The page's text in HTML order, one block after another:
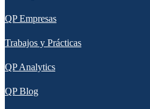
QP Empresas
Trabajos y Prácticas
QP Analytics
QP Blog